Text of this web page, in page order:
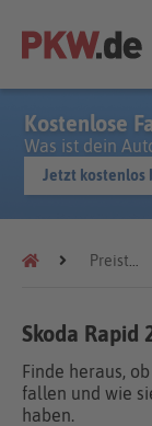
Kostenlose
Was ist dein
Jetzt kostenlos
Preistrends
Skoda Rapid
Finde heraus,
fallen und wie
haben.